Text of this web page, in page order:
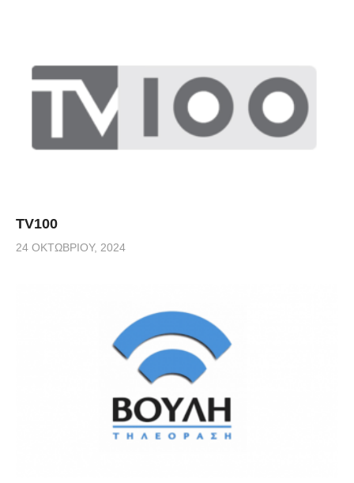
TV100
24 ΟΚΤΩΒΡΊΟΥ, 2024